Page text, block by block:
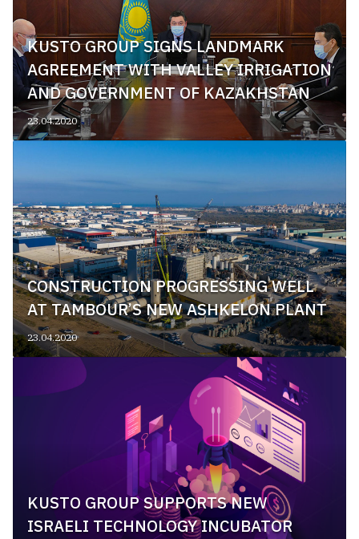
KUSTO GROUP SIGNS LANDMARK
AGREEMENT WITH VALLEY IRRIGATION
AND GOVERNMENT OF KAZAKHSTAN
23.04.2020
CONSTRUCTION PROGRESSING WELL
AT TAMBOUR’S NEW ASHKELON PLANT
23.04.2020
KUSTO GROUP SUPPORTS NEW
ISRAELI TECHNOLOGY INCUBATOR